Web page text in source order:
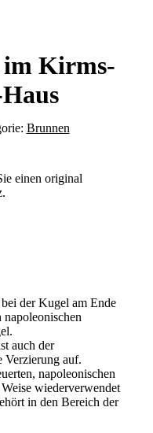
Kirms-
Brunnen
einen original
der Kugel am Ende
napoleonischen
auch der
Verzierung auf.
napoleonischen
wiederverwendet
in den Bereich der